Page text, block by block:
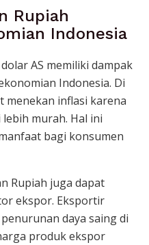
Rupiah
Indonesia
AS memiliki dampak
Indonesia. Di
menekan inflasi karena
murah. Hal ini
bagi konsumen
Rupiah juga dapat
ekspor. Eksportir
daya saing di
produk ekspor